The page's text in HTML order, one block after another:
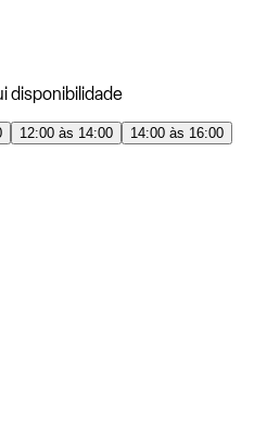
disponibilidade
12:00 às 14:00
14:00 às 16:00